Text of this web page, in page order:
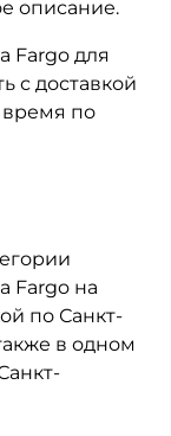
описание.
Fargo для
с доставкой
время по
Fargo на
по Санкт-
в одном